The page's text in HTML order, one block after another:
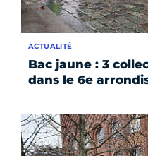
Bac jaune : 3
dans le 6e
ACTUALITÉ